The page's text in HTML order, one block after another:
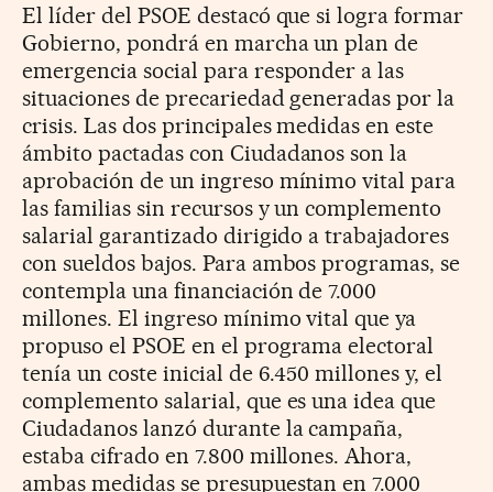
El líder del PSOE destacó que si logra formar
Gobierno, pondrá en marcha un plan de
emergencia social para responder a las
situaciones de precariedad generadas por la
crisis. Las dos principales medidas en este
ámbito pactadas con Ciudadanos son la
aprobación de un ingreso mínimo vital para
las familias sin recursos y un complemento
salarial garantizado dirigido a trabajadores
con sueldos bajos. Para ambos programas, se
contempla una financiación de 7.000
millones. El ingreso mínimo vital que ya
propuso el PSOE en el programa electoral
tenía un coste inicial de 6.450 millones y, el
complemento salarial, que es una idea que
Ciudadanos lanzó durante la campaña,
estaba cifrado en 7.800 millones. Ahora,
ambas medidas se presupuestan en 7.000